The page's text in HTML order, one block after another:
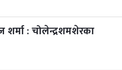
३ महिना बाँकी
शर्मा : चोलेन्द्रशमशेरका